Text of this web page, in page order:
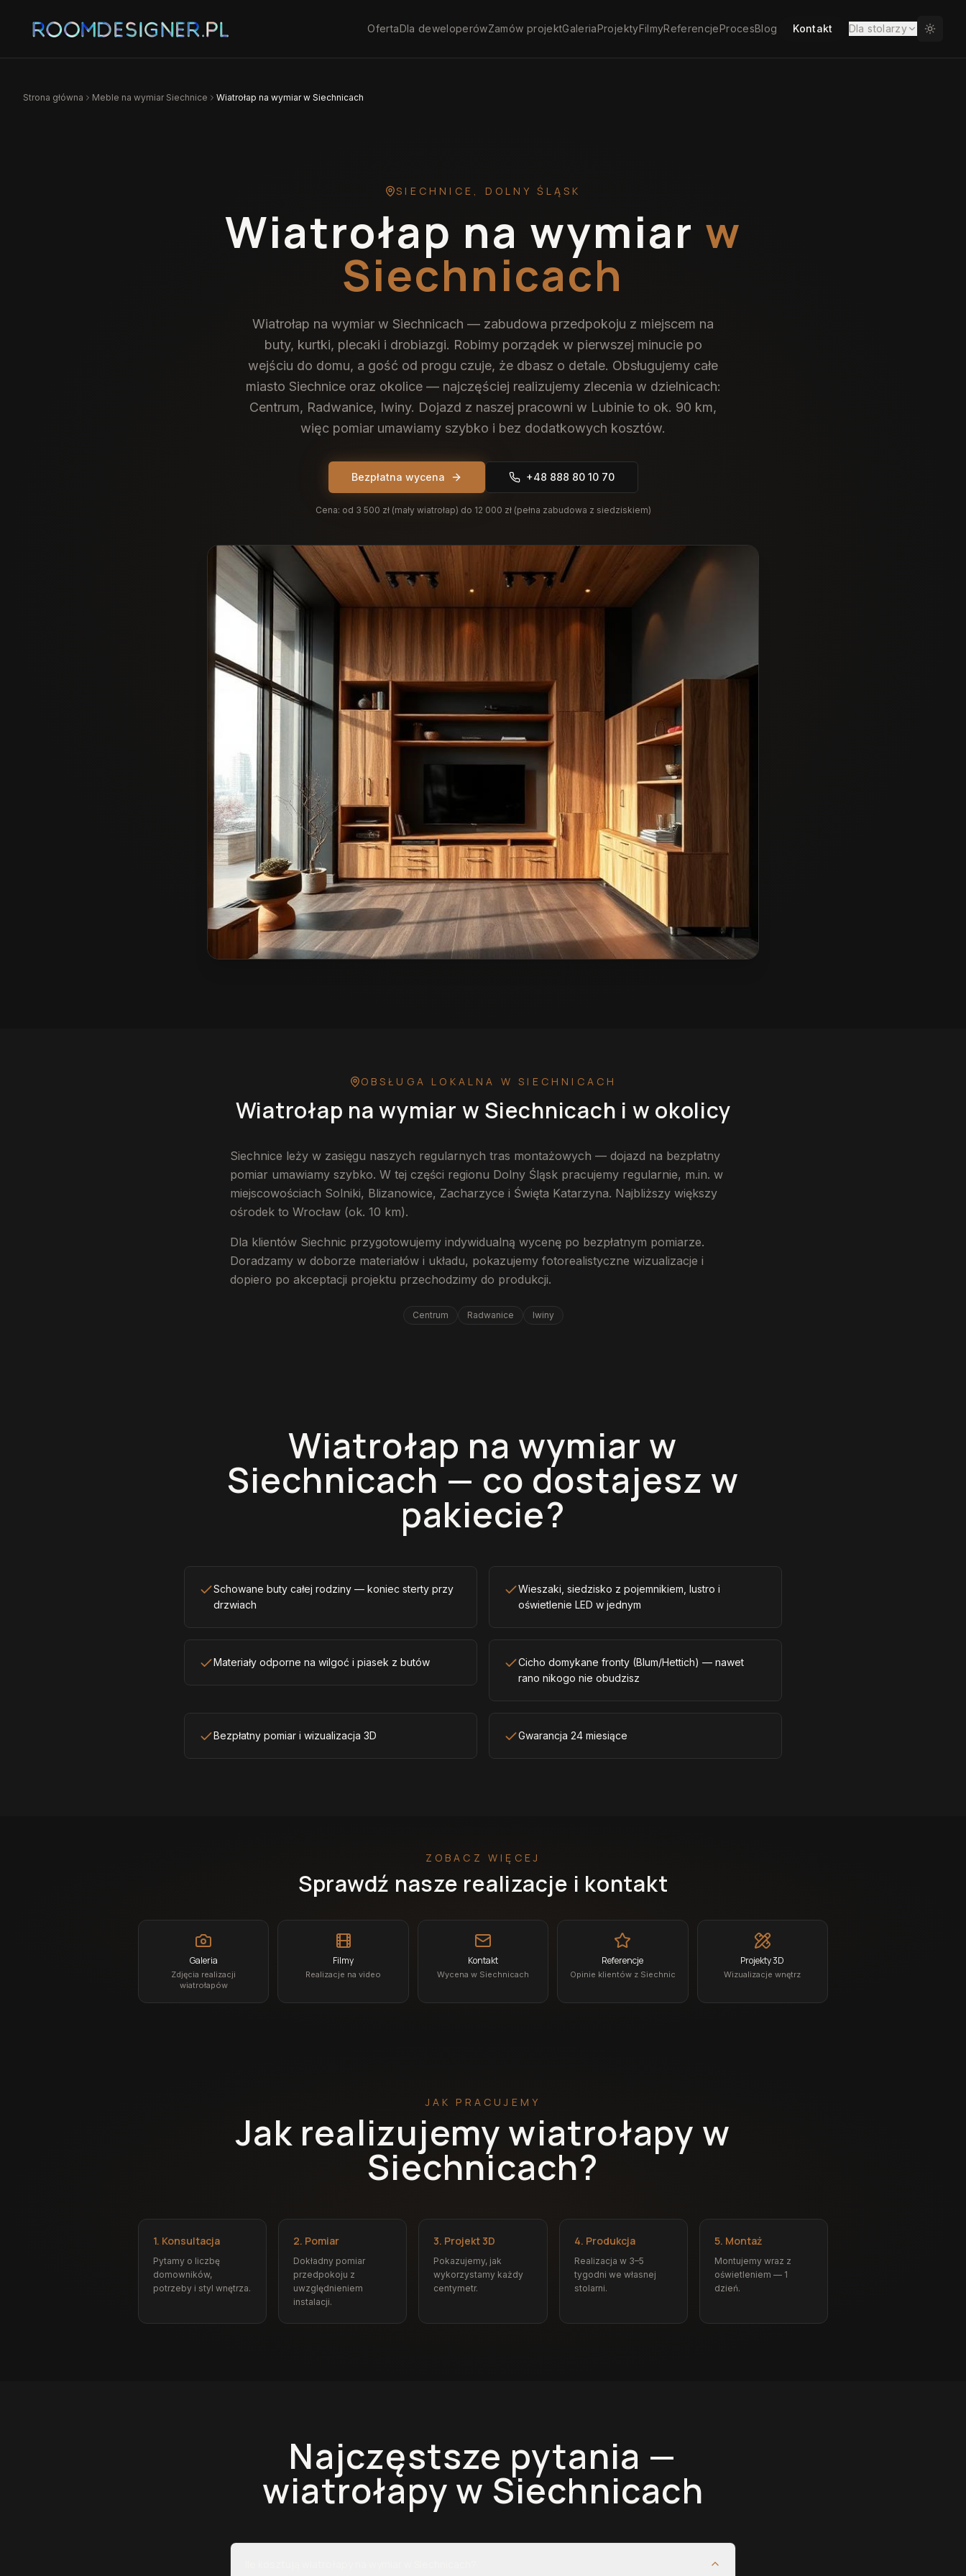
OfertaDla deweloperówZamów projektGaleriaProjektyFilmyReferencjeProcesBlog Kontakt Dla stolarzy
Strona główna Meble na wymiar Siechnice Wiatrołap na wymiar w Siechnicach
SIECHNICE , DOLNY ŚLĄSK
Wiatrołap na wymiar w
Siechnicach
Wiatrołap na wymiar w Siechnicach — zabudowa przedpokoju z miejscem na
buty, kurtki, plecaki i drobiazgi. Robimy porządek w pierwszej minucie po
wejściu do domu, a gość od progu czuje, że dbasz o detale. Obsługujemy całe
miasto Siechnice oraz okolice — najczęściej realizujemy zlecenia w dzielnicach:
Centrum, Radwanice, Iwiny. Dojazd z naszej pracowni w Lubinie to ok. 90 km,
więc pomiar umawiamy szybko i bez dodatkowych kosztów.
Bezpłatna wycena +48 888 80 10 70
Cena: od 3 500 zł (mały wiatrołap) do 12 000 zł (pełna zabudowa z siedziskiem)
OBSŁUGA LOKALNA W SIECHNICACH
Wiatrołap na wymiar w Siechnicach i w okolicy
Siechnice leży w zasięgu naszych regularnych tras montażowych — dojazd na bezpłatny
pomiar umawiamy szybko. W tej części regionu Dolny Śląsk pracujemy regularnie, m.in. w
miejscowościach Solniki, Blizanowice, Zacharzyce i Święta Katarzyna. Najbliższy większy
ośrodek to Wrocław (ok. 10 km).
Dla klientów Siechnic przygotowujemy indywidualną wycenę po bezpłatnym pomiarze.
Doradzamy w doborze materiałów i układu, pokazujemy fotorealistyczne wizualizacje i
dopiero po akceptacji projektu przechodzimy do produkcji.
Centrum Radwanice Iwiny
Wiatrołap na wymiar w
Siechnicach — co dostajesz w
pakiecie?
Schowane buty całej rodziny — koniec sterty przy
drzwiach
Wieszaki, siedzisko z pojemnikiem, lustro i
oświetlenie LED w jednym
Materiały odporne na wilgoć i piasek z butów
Cicho domykane fronty (Blum/Hettich) — nawet
rano nikogo nie obudzisz
Bezpłatny pomiar i wizualizacja 3D Gwarancja 24 miesiące
ZOBACZ WIĘCEJ
Sprawdź nasze realizacje i kontakt
Galeria
Zdjęcia realizacji
wiatrołapów
Filmy
Realizacje na video
Kontakt
Wycena w Siechnicach
Referencje
Opinie klientów z Siechnic
Projekty 3D
Wizualizacje wnętrz
JAK PRACUJEMY
Jak realizujemy wiatrołapy w
Siechnicach?
1. Konsultacja
Pytamy o liczbę
domowników,
potrzeby i styl wnętrza.
2. Pomiar
Dokładny pomiar
przedpokoju z
uwzględnieniem
instalacji.
3. Projekt 3D
Pokazujemy, jak
wykorzystamy każdy
centymetr.
4. Produkcja
Realizacja w 3–5
tygodni we własnej
stolarni.
5. Montaż
Montujemy wraz z
oświetleniem — 1
dzień.
Najczęstsze pytania —
wiatrołapy w Siechnicach